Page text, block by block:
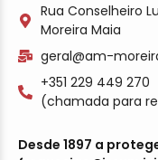
Rua Conselheiro
Moreira Maia
geral@am-
+351 229 449 270
(chamada para
Desde 1897 a